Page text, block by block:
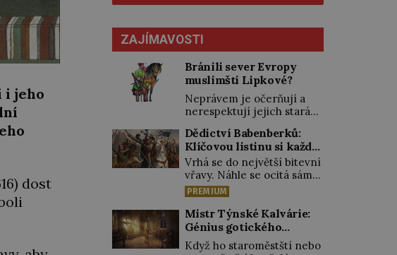
i jeho
dost
ZAJÍMAVOSTI
Bránili sever Evropy
muslimští Lipkové?
Neprávem je očerňují a
nerespektují jejich stará
přestali vyplácet
dohodnutý žold! Lipkové
proti těmto „podrazům“
hlasitě protestují, jenže
spravedlnosti nedosáhnou.
Proto se rozhodnou
vypovědět polské koruně
poslušnost a přeběhnou k
Osmanům! V Litvě se na
počátku 15. století usazují
Dědictví Babenberků:
Klíčovou listinu si každý
vykládal po svém
Vrhá se do největší bitevní
vřavy. Náhle se ocitá sám
uprostřed nepřátel. Nikdo
z jeho věrných si toho ani
nepovšiml. Rakouský
vévoda Fridrich II. padne
15. června 1246 při střetu s
Uhry na Litavě. „Tvrdý
PREMIUM
Mistr Týnské Kalvárie:
Génius gotického
řezbářství působil v
Když ho staroměstští nebo